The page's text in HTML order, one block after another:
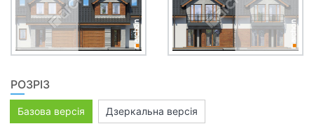
РОЗРІЗ
Базова версія Дзеркальна версія